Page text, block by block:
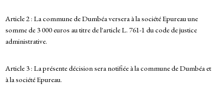
Article 2 : La commune de Dumbéa versera à la société Epureau une
somme de 3 000 euros au titre de l'article L. 761-1 du code de justice
administrative.
Article 3 : La présente décision sera notifiée à la commune de Dumbéa et
à la société Epureau.